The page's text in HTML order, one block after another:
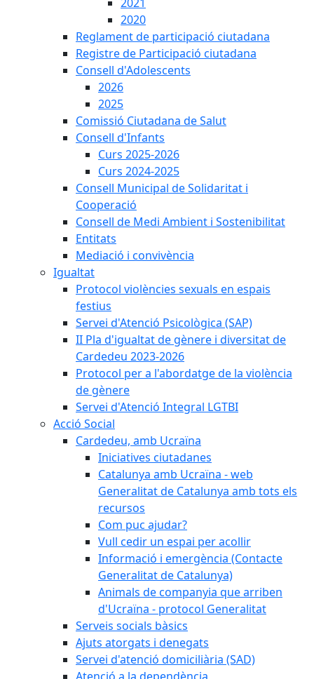
2020
Reglament de participació ciutadana
Registre de Participació ciutadana
Consell d'Adolescents
2026
2025
Comissió Ciutadana de Salut
Consell d'Infants
Curs 2025-2026
Curs 2024-2025
Consell Municipal de Solidaritat i
Cooperació
Consell de Medi Ambient i Sostenibilitat
Entitats
Mediació i convivència
Igualtat
Protocol violències sexuals en espais
festius
Servei d'Atenció Psicològica (SAP)
II Pla d'igualtat de gènere i diversitat de
Cardedeu 2023-2026
Protocol per a l'abordatge de la violència
de gènere
Servei d'Atenció Integral LGTBI
Acció Social
Cardedeu, amb Ucraïna
Iniciatives ciutadanes
Catalunya amb Ucraïna - web
Generalitat de Catalunya amb tots els
recursos
Com puc ajudar?
Vull cedir un espai per acollir
Informació i emergència (Contacte
Generalitat de Catalunya)
Animals de companyia que arriben
d'Ucraïna - protocol Generalitat
Serveis socials bàsics
Ajuts atorgats i denegats
Servei d'atenció domiciliària (SAD)